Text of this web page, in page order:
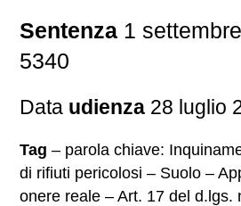
Sentenza 1
5340
Data udienza 28 luglio
Tag – parola chiave:
di rifiuti pericolosi – Suolo –
onere reale – Art. 17 del d.lgs.